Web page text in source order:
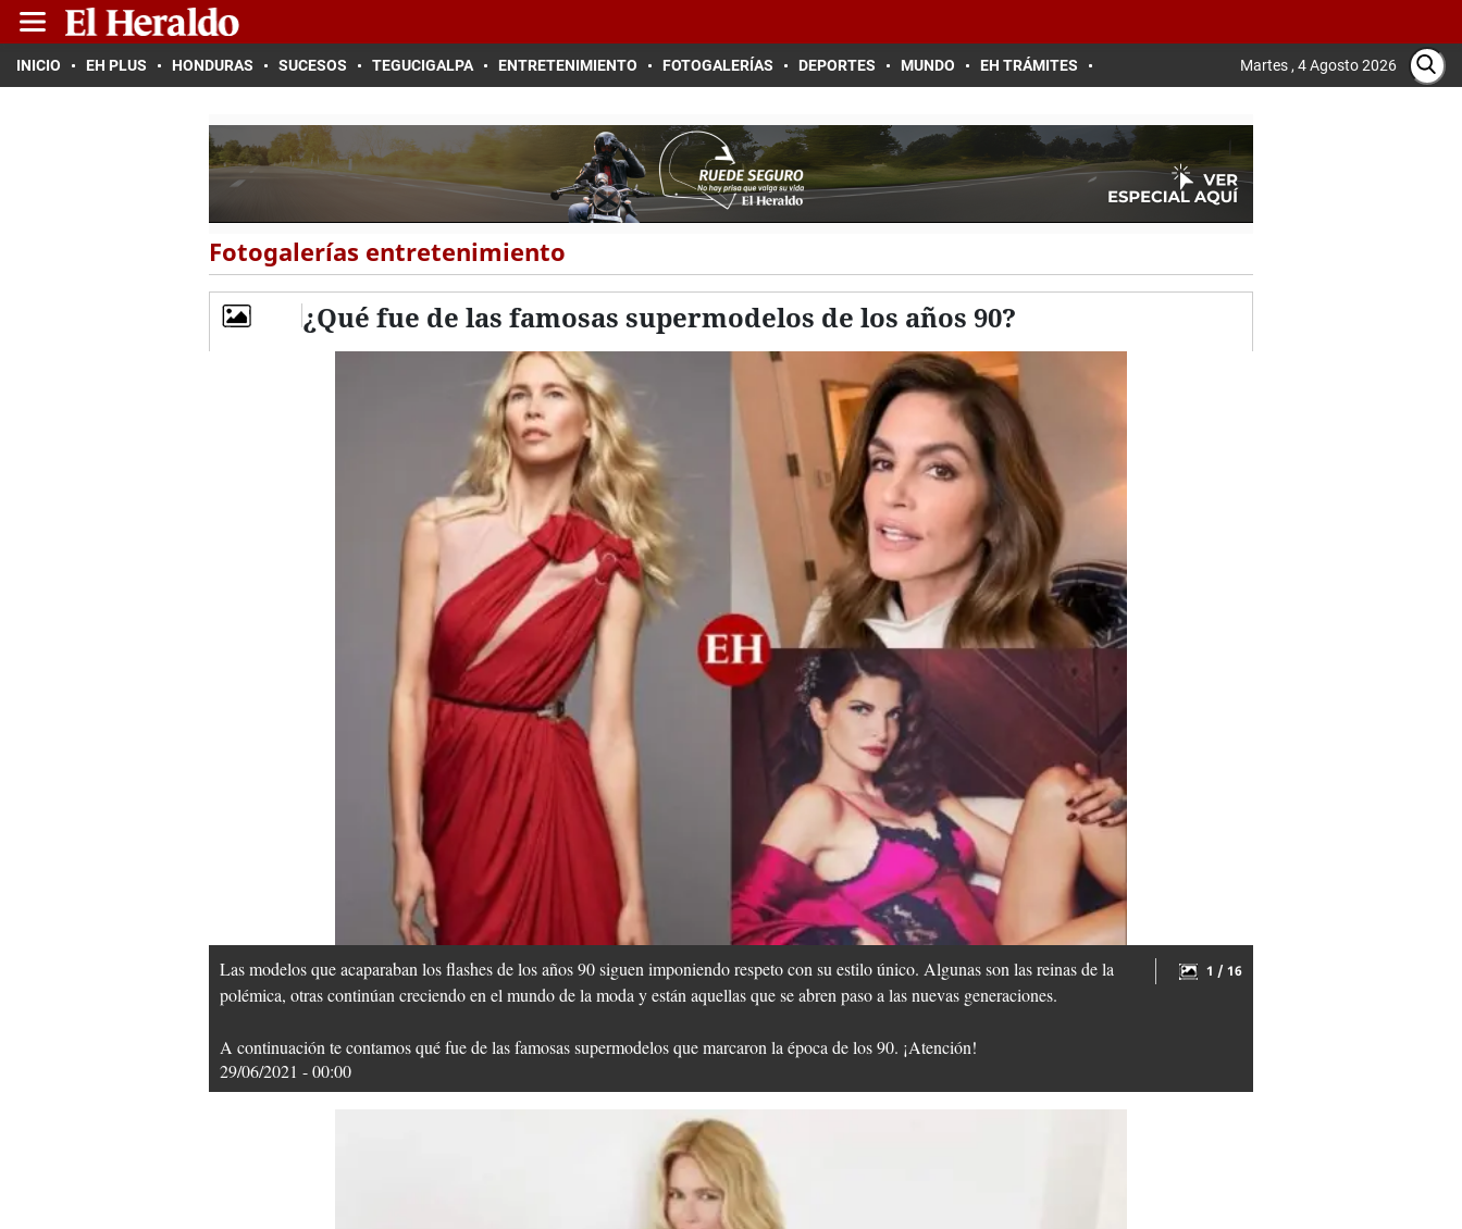
INICIO EH PLUS HONDURAS SUCESOS TEGUCIGALPA ENTRETENIMIENTO FOTOGALERÍAS DEPORTES MUNDO EH TRÁMITES Martes , 4 Agosto 2026
Fotogalerías entretenimiento
¿Qué fue de las famosas supermodelos de los años 90?
Las modelos que acaparaban los flashes de los años 90 siguen imponiendo respeto con su estilo único. Algunas son las reinas de la
polémica, otras continúan creciendo en el mundo de la moda y están aquellas que se abren paso a las nuevas generaciones.
A continuación te contamos qué fue de las famosas supermodelos que marcaron la época de los 90. ¡Atención!
29/06/2021 - 00:00
1 / 16